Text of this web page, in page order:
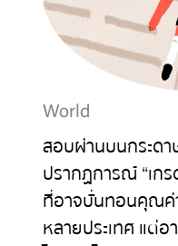
World
สอบผ่านบนกระด
ปรากฏการณ์ “เก
ที่อาจบั่นทอนคุณค่
หลายประเทศ แต่อ